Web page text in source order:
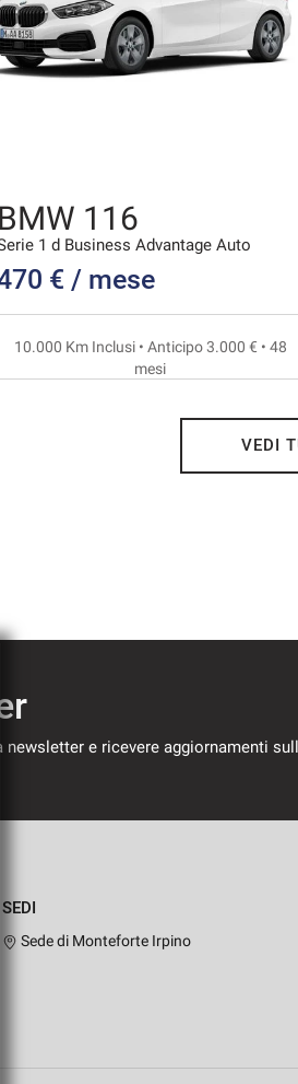
BMW 116
1 d Business Advantage Auto
€ / mese
10.000 Km Inclusi • Anticipo 3.000 € • 48
mesi
VEDI
e ricevere aggiornamenti
SEDI
Sede di Monteforte Irpino